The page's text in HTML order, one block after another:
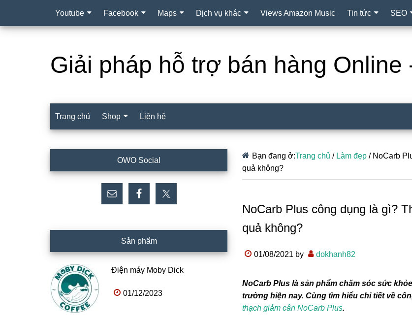
Youtube Facebook Maps Dịch vụ khác Views Amazon Music Tin tức SEO
Giải pháp hỗ trợ bán hàng Online
Trang chủ Shop Liên hệ
Bạn đang ở:Trang chủ / Làm đẹp /NoCarb
quả không?
NoCarb Plus công dụng là gì?
quả không?
01/08/2021 by dokhanh82
NoCarb Plus là sản phẩm chăm sóc sức
trường hiện nay. Cùng tìm hiểu chi tiết về
thạch giảm cân NoCarb Plus.
chính
OWO Social
Sản phẩm
Điện máy Moby Dick
01/12/2023